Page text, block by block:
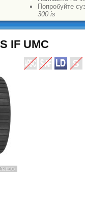
Попробуйте
300 is
IF UMC